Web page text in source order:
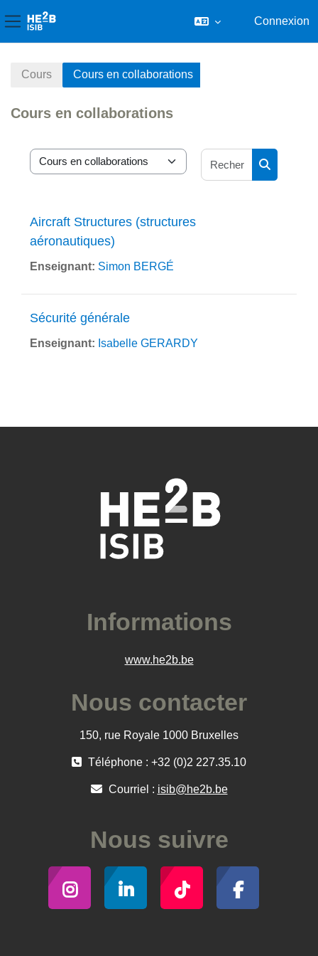
Connexion
Cours Cours en collaborations
Cours en collaborations
Catégories de cours
Rechercher
Aircraft Structures (structures
aéronautiques)
Enseignant: Simon BERGÉ
Sécurité générale
Enseignant: Isabelle GERARDY
Informations
www.he2b.be
Nous contacter
150, rue Royale 1000 Bruxelles
Téléphone : +32 (0)2 227.35.10
Courriel : isib@he2b.be
Nous suivre